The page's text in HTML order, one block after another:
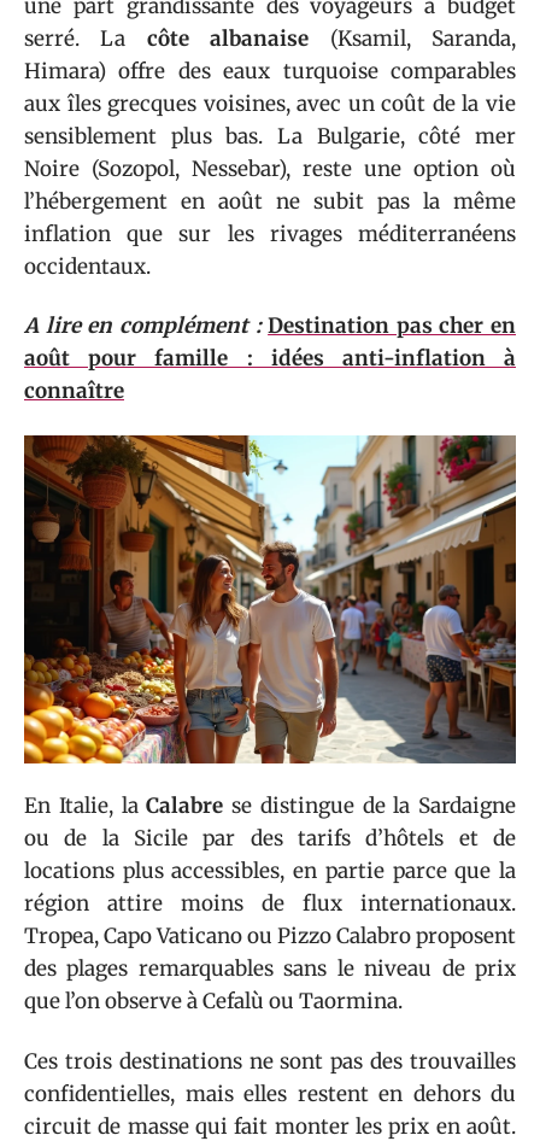
une part grandissante des voyageurs à budget
serré. La côte albanaise (Ksamil, Saranda,
Himara) offre des eaux turquoise comparables
aux îles grecques voisines, avec un coût de la vie
sensiblement plus bas. La Bulgarie, côté mer
Noire (Sozopol, Nessebar), reste une option où
l’hébergement en août ne subit pas la même
inflation que sur les rivages méditerranéens
occidentaux.
A lire en complément : Destination pas cher en
août pour famille : idées anti-inflation à
connaître
En Italie, laCalabre se distingue de la Sardaigne
ou de la Sicile par des tarifs d’hôtels et de
locations plus accessibles, en partie parce que la
région attire moins de flux internationaux.
Tropea, Capo Vaticano ou Pizzo Calabro proposent
des plages remarquables sans le niveau de prix
que l’on observe à Cefalù ou Taormina.
Ces trois destinations ne sont pas des trouvailles
confidentielles, mais elles restent en dehors du
circuit de masse qui fait monter les prix en août.